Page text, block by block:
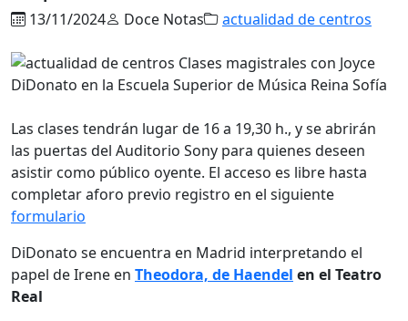
13/11/2024 Doce Notas actualidad de centros
Las clases tendrán lugar de 16 a 19,30 h., y se abrirán
las puertas del Auditorio Sony para quienes deseen
asistir como público oyente. El acceso es libre hasta
completar aforo previo registro en el siguiente
formulario
DiDonato se encuentra en Madrid interpretando el
papel de Irene en Theodora, de Haendel en el Teatro
Real